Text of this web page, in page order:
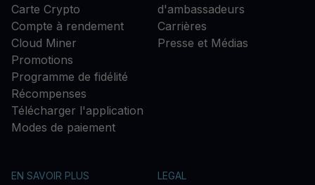
Carte Crypto
Compte à rendement
Cloud Miner
Promotions
Programme de fidélité
Récompenses
Télécharger l'application
Modes de paiement
d'ambassadeurs
Carrières
Presse et Médias
EN SAVOIR PLUS LEGAL